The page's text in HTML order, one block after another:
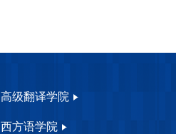
高级翻译学院
西方语学院